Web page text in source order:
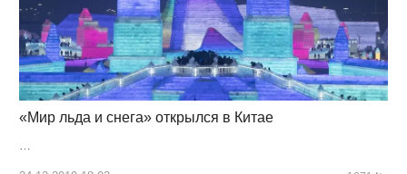
«Мир льда и снега» открылся в Китае
…